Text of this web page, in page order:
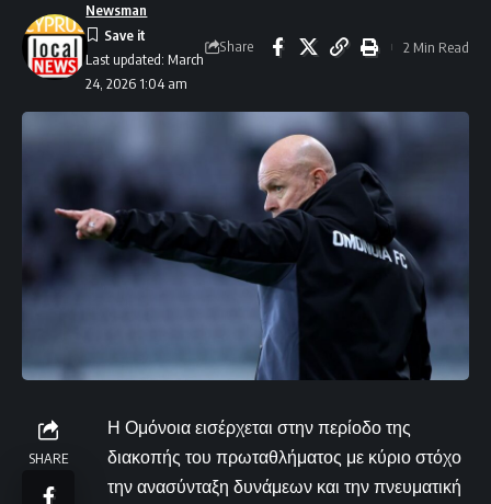
Last updated: March
24, 2026 1:04 am
Newsman
Share 2 Min Read
SHARE
Η Ομόνοια εισέρχεται στην περίοδο της
διακοπής του πρωταθλήματος με κύριο στόχο
την ανασύνταξη δυνάμεων και την πνευματική